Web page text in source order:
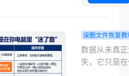
deadline 倒
压力，一边
数据泄露、
坏的顾虑，
误删文件恢复教
么恢复删除
件？这3种
数据从未真
失，它只是